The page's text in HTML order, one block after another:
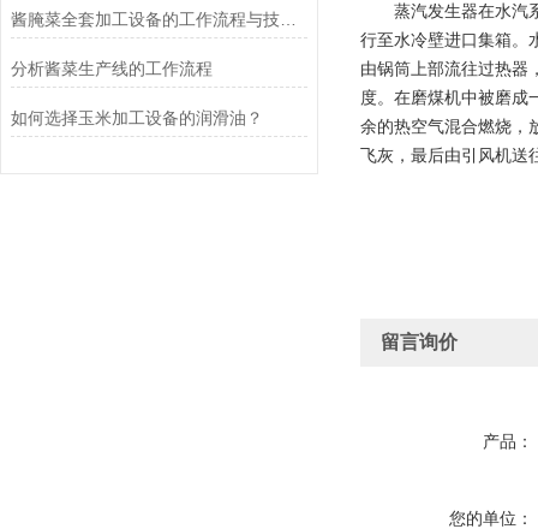
酱腌菜全套加工设备的工作流程与技术分析
分析酱菜生产线的工作流程
如何选择玉米加工设备的润滑油？
蒸汽发生器在水汽
行至水冷壁进口集箱。
由锅筒上部流往过热器
度。在磨煤机中被磨成
余的热空气混合燃烧，
飞灰，最后由引风机送
留言询价
产品：
您的单位：